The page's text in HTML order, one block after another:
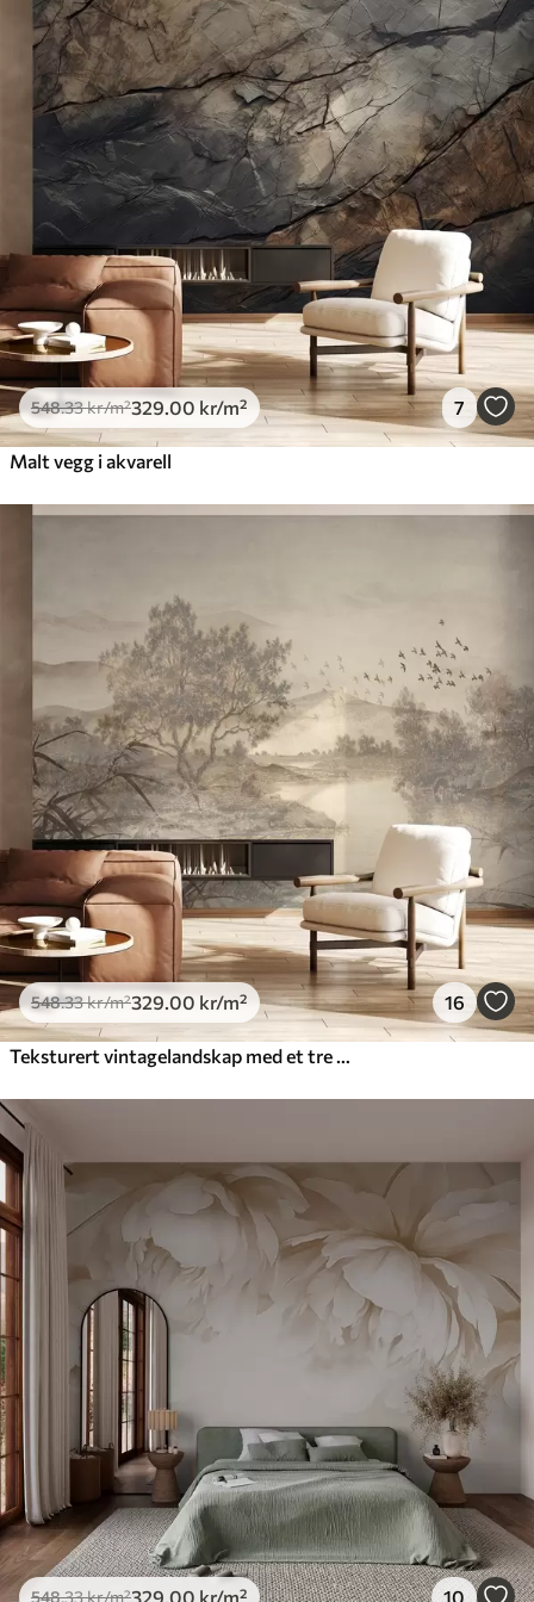
548.33 329.00kr /m²
Premium
665.00 399.00kr /m²
Premium vinyl
650 .00 /m²
Peel and Stick
925.00 .00 /m²
548.33kr/m²329 .00 kr/m² 7
Malt vegg i akvarell
548.33kr/m²329 .00 kr/m² 16
548.33kr/m²329 .00 kr/m² 10